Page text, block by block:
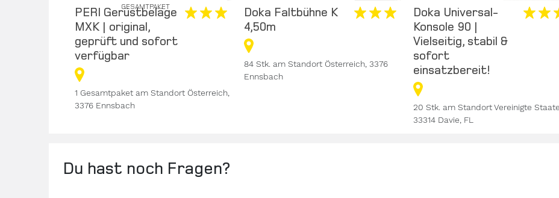
GESAMTPAKET
PERI Gerüstbeläge
MXK | original,
geprüft und sofort
verfügbar
1 Gesamtpaket am Standort Österreich,
3376 Ennsbach
Doka Faltbühne K
4,50m
84 Stk. am Standort Österreich, 3376
Ennsbach
Doka Universal-
Konsole 90 |
Vielseitig, stabil &
sofort
einsatzbereit!
20 Stk. am Standort Vereinigte
33314 Davie, FL
Du hast noch Fragen?